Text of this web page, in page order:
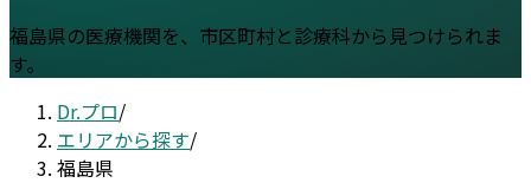
福島県の医療機関を、市区町村と診療科から見つけられま
す。
Dr.プロ/
エリアから探す/
福島県